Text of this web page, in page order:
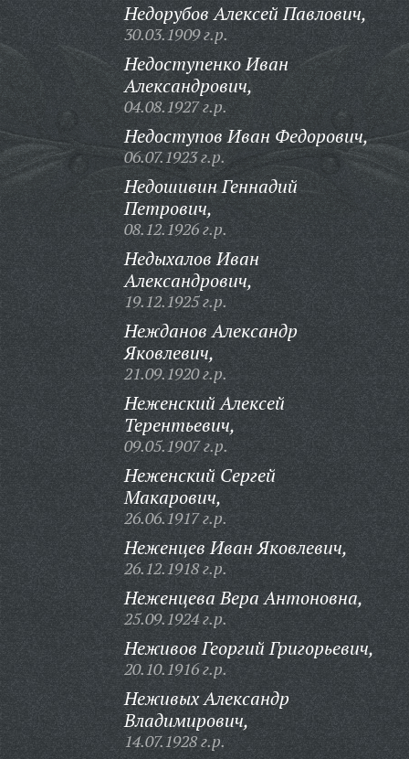
Недорубов Алексей Павлович,
30.03.1909 г.р.
Недоступенко Иван
Александрович,
04.08.1927 г.р.
Недоступов Иван Федорович,
06.07.1923 г.р.
Недошивин Геннадий
Петрович,
08.12.1926 г.р.
Недыхалов Иван
Александрович,
19.12.1925 г.р.
Нежданов Александр
Яковлевич,
21.09.1920 г.р.
Неженский Алексей
Терентьевич,
09.05.1907 г.р.
Неженский Сергей
Макарович,
26.06.1917 г.р.
Неженцев Иван Яковлевич,
26.12.1918 г.р.
Неженцева Вера Антоновна,
25.09.1924 г.р.
Неживов Георгий Григорьевич,
20.10.1916 г.р.
Неживых Александр
Владимирович,
14.07.1928 г.р.